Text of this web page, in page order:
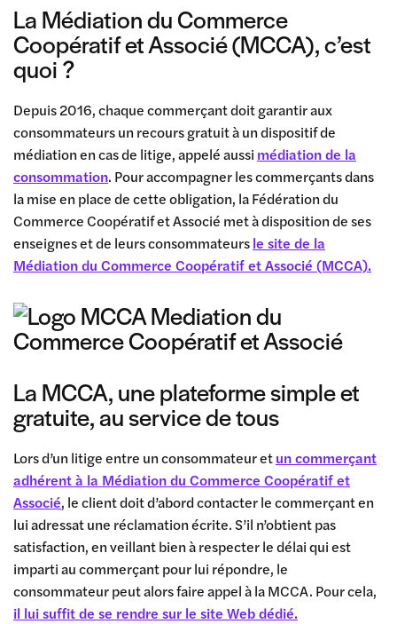
La Médiation du Commerce
Coopératif et Associé (MCCA), c’est
quoi ?
Depuis 2016, chaque commerçant doit garantir aux
consommateurs un recours gratuit à un dispositif de
médiation en cas de litige, appelé aussi médiation de la
consommation. Pour accompagner les commerçants dans
la mise en place de cette obligation, la Fédération du
Commerce Coopératif et Associé met à disposition de ses
enseignes et de leurs consommateursle site de la
Médiation du Commerce Coopératif et Associé (MCCA).
La MCCA, une plateforme simple et
gratuite, au service de tous
Lors d’un litige entre un consommateur etun commerçant
adhérent à la Médiation du Commerce Coopératif et
Associé, le client doit d’abord contacter le commerçant en
lui adressat une réclamation écrite. S’il n’obtient pas
satisfaction, en veillant bien à respecter le délai qui est
imparti au commerçant pour lui répondre, le
consommateur peut alors faire appel à la MCCA. Pour cela,
il lui suffit de se rendre sur le site Web dédié.